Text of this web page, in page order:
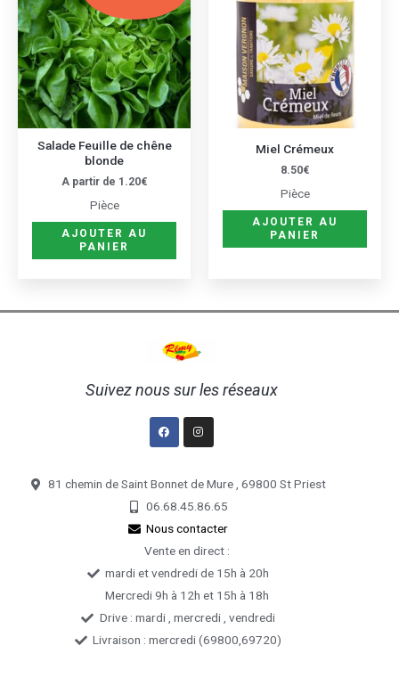
Salade Feuille de chêne
blonde
A partir de 1.20€
Pièce
AJOUTER AU
PANIER
a
plusieurs
variations.
Les
options
peuvent
Miel Crémeux
8.50€
Pièce
AJOUTER AU
PANIER
Suivez nous sur les réseaux
FacebookInstagram
81 chemin de Saint Bonnet de Mure , 69800 St Priest
06.68.45.86.65
Nous contacter
Vente en direct :
mardi et vendredi de 15h à 20h
Mercredi 9h à 12h et 15h à 18h
Drive : mardi , mercredi , vendredi
Livraison : mercredi (69800,69720)